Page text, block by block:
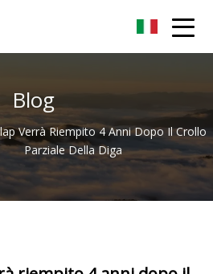
Blog
Verrà Riempito 4 Anni Dopo Il Crollo
Parziale Della Diga